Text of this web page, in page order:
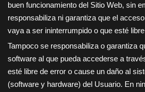
buen funcionamiento del Sitio Web, sin
responsabiliza ni garantiza que el
vaya a ser ininterrumpido o que esté
Tampoco se responsabiliza o garantiza
software al que pueda accederse a
esté libre de error o cause un daño al
(software y hardware) del Usuario. En